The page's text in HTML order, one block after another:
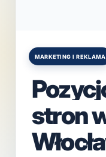
Posted
MARKETING I REKLAMA
stron